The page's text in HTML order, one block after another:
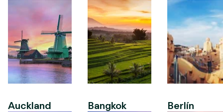
Auckland Bangkok Berlín